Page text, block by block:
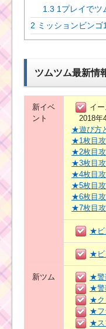
1.3 1プレイでツ
2 ミッションビン
ツムツム最新情
新イベ
ント
イ
2018年
★遊び方
★1枚目
★2枚目
★3枚目
★4枚目
★5枚目
★6枚目
★7枚目
★ビ
★ビ
新ツム
★警
★警
★ク
★フ
★ス